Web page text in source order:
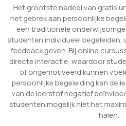
Het grootste nadeel van gratis
het gebrek aan persoonlijke
een traditionele
studenten individueel
feedback geven. Bij online
directe interactie, waardoor
of ongemotiveerd kunnen
persoonlijke begeleiding kan de
van de leerstof negatief
studenten mogelijk niet het
halen.